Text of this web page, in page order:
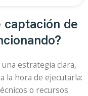
captación de
estrategia clara,
la hora de ejecutarla:
o recursos